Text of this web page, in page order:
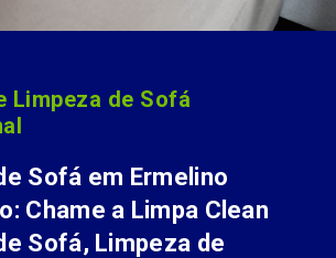
Limpeza de Sofá
Sofá em Ermelino
Chame a Limpa Clean
Sofá, Limpeza de